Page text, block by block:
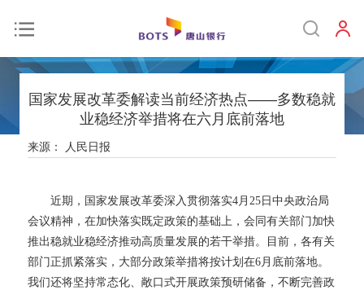
国家发展改革委解读当前经济热点——多数稳就
业稳经济举措将在六月底前落地
来源： 人民日报
近期，国家发展改革委深入贯彻落实4月25日中央政治局
会议精神，在加快落实既定政策的基础上，会同有关部门加快
推出稳就业稳经济推动高质量发展的若干举措。目前，各有关
部门正抓紧落实，大部分政策举措将按计划在6月底前落地。
我们还将坚持常态化、敞口式开展政策预研储备，不断完善政